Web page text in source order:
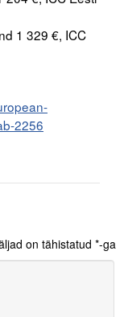
1 329 €, ICC
2256
on tähistatud *-ga